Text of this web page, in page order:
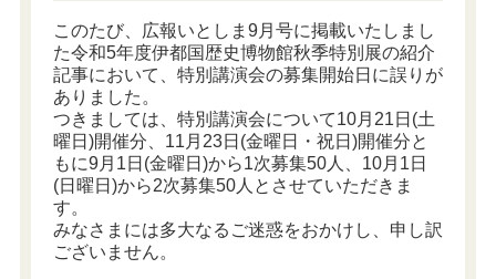
このたび、広報いとしま9月号に掲載いたしまし
た令和5年度伊都国歴史博物館秋季特別展の紹介
記事において、特別講演会の募集開始日に誤りが
ありました。
つきましては、特別講演会について10月21日(土
曜日)開催分、11月23日(金曜日・祝日)開催分と
もに9月1日(金曜日)から1次募集50人、10月1日
(日曜日)から2次募集50人とさせていただきま
す。
みなさまには多大なるご迷惑をおかけし、申し訳
ございません。